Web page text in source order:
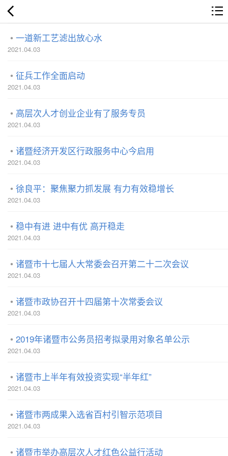
一道新工艺滤出放心水
2021.04.03
征兵工作全面启动
2021.04.03
高层次人才创业企业有了服务专员
2021.04.03
诸暨经济开发区行政服务中心今启用
2021.04.03
徐良平：聚焦聚力抓发展 有力有效稳增长
2021.04.03
稳中有进 进中有优 高开稳走
2021.04.03
诸暨市十七届人大常委会召开第二十二次会议
2021.04.03
诸暨市政协召开十四届第十次常委会议
2021.04.03
2019年诸暨市公务员招考拟录用对象名单公示
2021.04.03
诸暨市上半年有效投资实现“半年红”
2021.04.03
诸暨市两成果入选省百村引智示范项目
2021.04.03
诸暨市举办高层次人才红色公益行活动